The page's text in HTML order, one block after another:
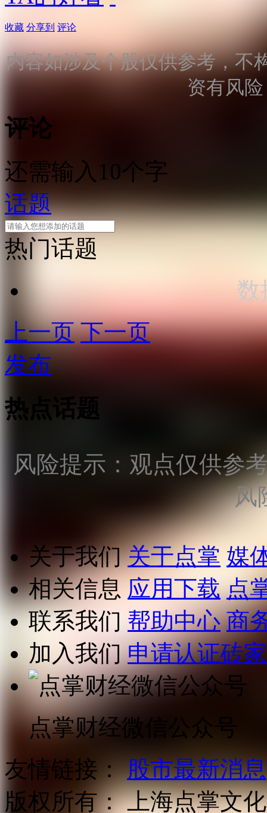
收藏 分享到 评论
内容如涉及个股仅供参考，不
资有风
评论
还需输入10个字
话题
热门话题
数
上一页 下一页
发布
热点话题
风险提示：观点仅供参
风
关于我们 关于点掌 媒
相关信息 应用下载 点
联系我们 帮助中心 商
加入我们 申请认证砖家
点掌财经微信公众号
友情链接： 股市最新消息
版权所有： 上海点掌文